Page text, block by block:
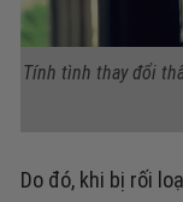
Tính tình thay đổi
Do đó, khi bị rối